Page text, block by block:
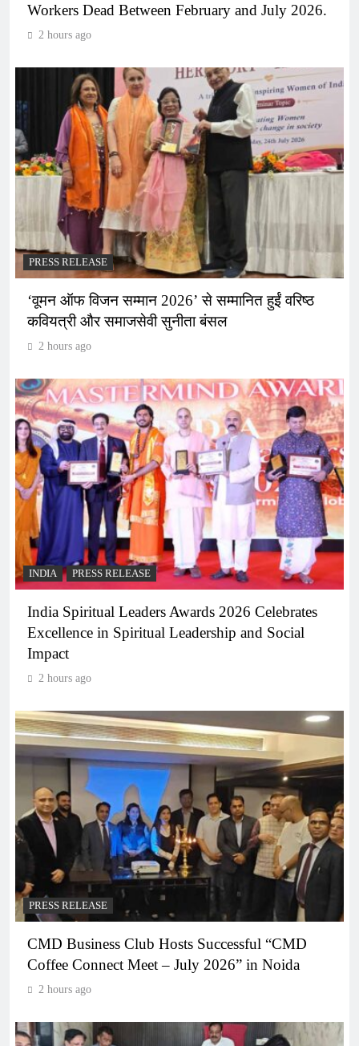
Workers Dead Between February and July 2026.
2 hours ago
PRESS RELEASE
‘वूमन ऑफ विजन सम्मान 2026’ से सम्मानित हुईं वरिष्ठ
कवियत्री और समाजसेवी सुनीता बंसल
2 hours ago
INDIA PRESS RELEASE
India Spiritual Leaders Awards 2026 Celebrates
Excellence in Spiritual Leadership and Social
Impact
2 hours ago
PRESS RELEASE
CMD Business Club Hosts Successful “CMD
Coffee Connect Meet – July 2026” in Noida
2 hours ago